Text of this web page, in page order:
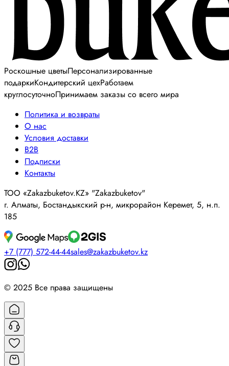
Роскошные цветыПерсонализированные
подаркиКондитерский цехРаботаем
круглосуточноПринимаем заказы со всего мира
Политика и возвраты
О нас
Условия доставки
B2B
Подписки
Контакты
ТОО «Zakazbuketov.KZ» "Zakazbuketov"
г. Алматы, Бостандыкский р-н, микрорайон Керемет, 5, н.п.
185
+7 (777) 572-44-44sales@zakazbuketov.kz
© 2025 Все права защищены